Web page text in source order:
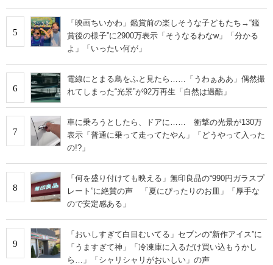
5
「映画ちいかわ」鑑賞前の楽しそうな子どもたち→“鑑
賞後の様子”に2900万表示「そうなるわなw」「分かる
よ」「いったい何が」
6
電線にとまる鳥をふと見たら……「うわぁああ」偶然撮
れてしまった“光景”が92万再生「自然は過酷」
7
車に乗ろうとしたら、ドアに…… 衝撃の光景が130万
表示「普通に乗って走ってたやん」「どうやって入った
の!?」
8
「何を盛り付けても映える」無印良品の“990円ガラスプ
レート”に絶賛の声 「夏にぴったりのお皿」「厚手な
ので安定感ある」
9
「おいしすぎて白目むいてる」セブンの“新作アイス”に
「うますぎて神」「冷凍庫に入るだけ買い込もうかし
ら…」「シャリシャリがおいしい」の声